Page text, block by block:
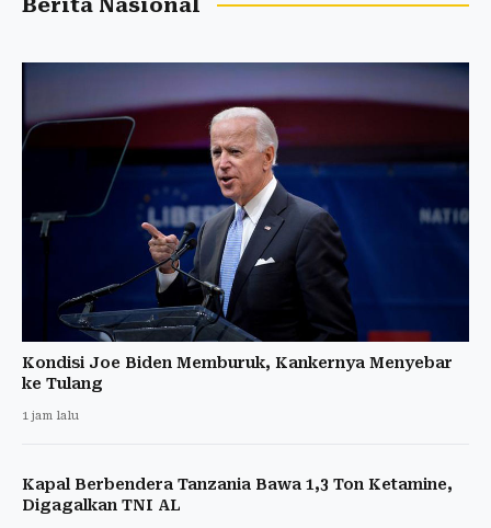
Berita Nasional
Kondisi Joe Biden Memburuk, Kankernya Menyebar
ke Tulang
1 jam lalu
Kapal Berbendera Tanzania Bawa 1,3 Ton Ketamine,
Digagalkan TNI AL